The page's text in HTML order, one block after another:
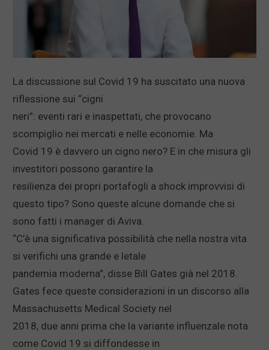
La discussione sul Covid 19 ha suscitato una nuova
riflessione sui “cigni
neri”: eventi rari e inaspettati, che provocano
scompiglio nei mercati e nelle economie. Ma
Covid 19 è davvero un cigno nero? E in che misura gli
investitori possono garantire la
resilienza dei propri portafogli a shock improvvisi di
questo tipo? Sono queste alcune domande che si
sono fatti i manager di Aviva.
“C’è una significativa possibilità che nella nostra vita
si verifichi una grande e letale
pandemia moderna”, disse Bill Gates già nel 2018.
Gates fece queste considerazioni in un discorso alla
Massachusetts Medical Society nel
2018, due anni prima che la variante influenzale nota
come Covid 19 si diffondesse in